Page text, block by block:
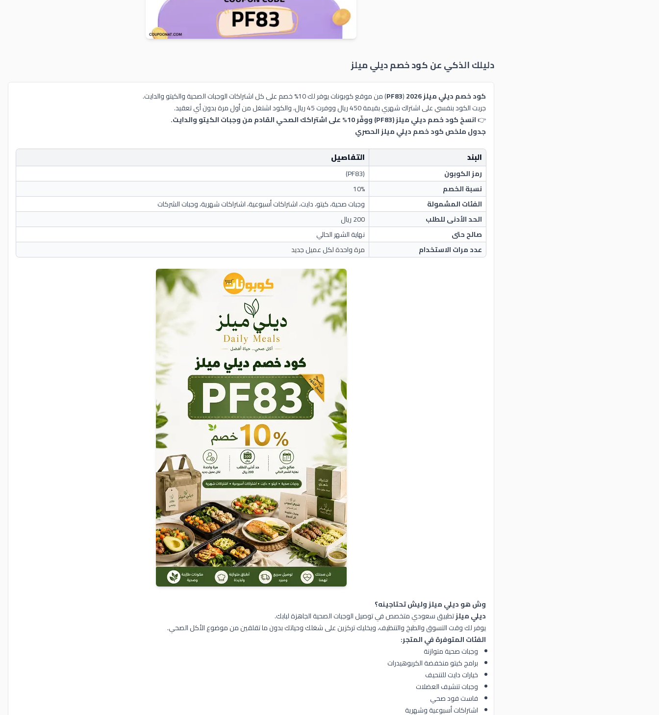
دليلك الذكي عن كود خصمديلي ميلز
كود خصم ديلي ميلز 2026 (
PF83) من موقع كوبونات يوفر لك 10% خصم على كل اشتراكات الوجبات الصحية والكيتو والدايت.
جربت الكود بنفسي على اشتراك شهري بقيمة 450 ريال ووفرت 45 ريال، والكود اشتغل من أول مرة بدون أي تعقيد.
👉انسخ كود خصم ديلي ميلز (PF83) ووفّر 10% على اشتراكك الصحي القادم من وجبات الكيتو والدايت.
جدول ملخص كود خصم ديلي ميلز الحصري
البند التفاصيل
رمز الكوبون
(PF83)
نسبة الخصم
10%
الفئات المشمولة
وجبات صحية، كيتو، دايت، اشتراكات أسبوعية، اشتراكات شهرية، وجبات الشركات
الحد الأدنى للطلب
200 ريال
صالح حتى
نهاية الشهر الحالي
عدد مرات الاستخدام
مرة واحدة لكل عميل جديد
وش هو ديلي ميلز وليش تحتاجينه؟
ديلي ميلزتطبيق سعودي متخصص في توصيل الوجبات الصحية الجاهزة لبابك.
يوفر لك وقت التسوق والطبخ والتنظيف، ويخليك تركزين على شغلك وحياتك بدون ما تقلقين من موضوع الأكل الصحي.
الفئات المتوفرة في المتجر:
وجبات صحية متوازنة
برامج كيتو منخفضة الكربوهيدرات
خيارات دايت للتنحيف
وجبات تنشيف العضلات
فاست فود صحي
اشتراكات أسبوعية وشهرية